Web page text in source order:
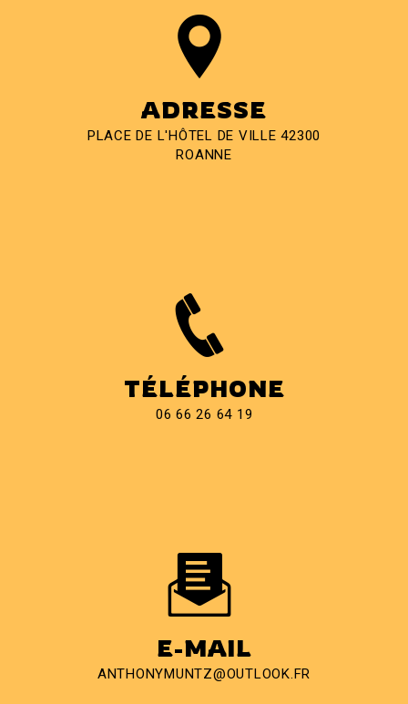
ADRESSE
PLACE DE L'HÔTEL DE VILLE 42300
ROANNE
TÉLÉPHONE
06 66 26 64 19
E-MAIL
ANTHONYMUNTZ@OUTLOOK.FR